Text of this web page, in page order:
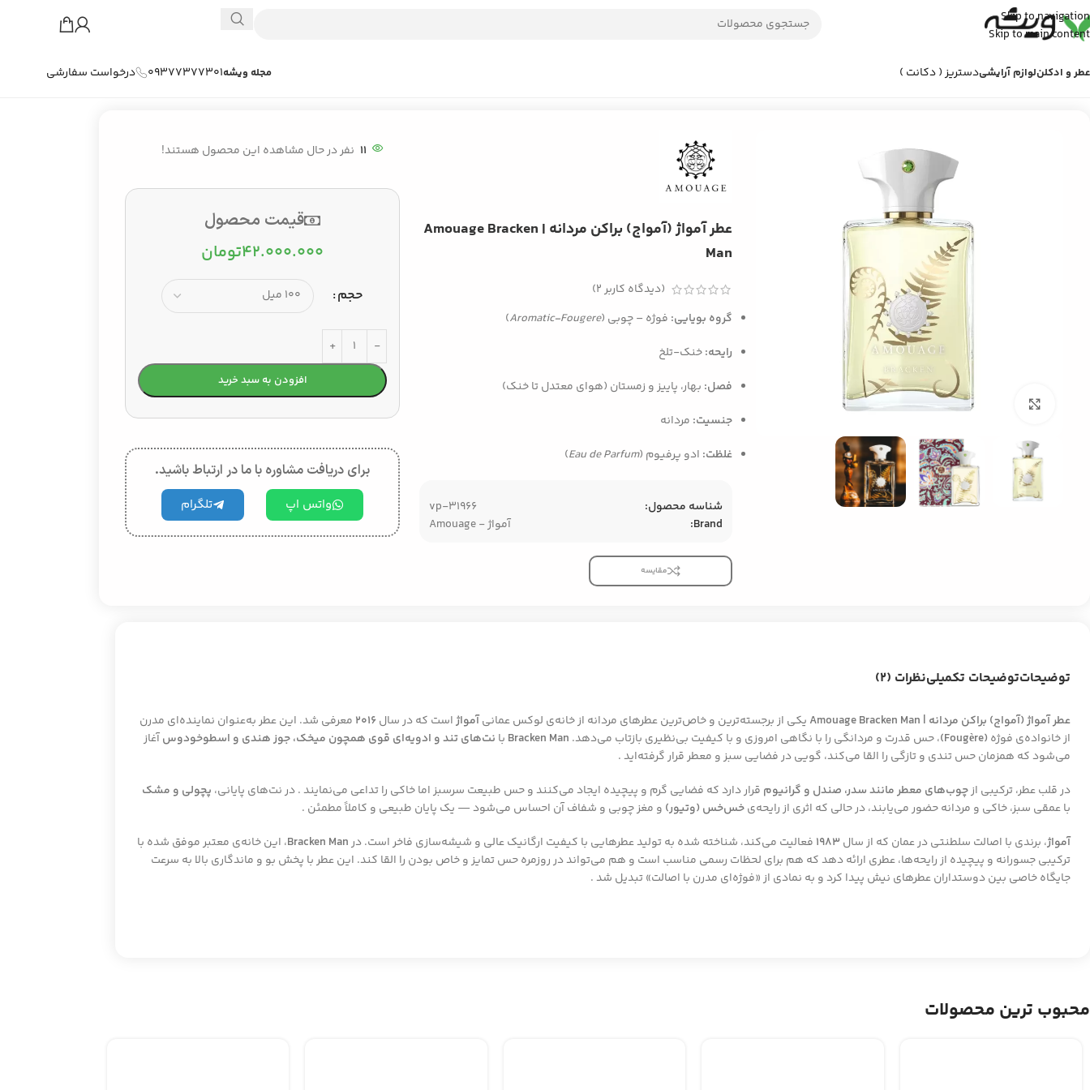
Skip to navigation
Skip to main content
عطر و ادکلنلوازم آرایشیدستریز ( دکانت ) مجله ویشه09377377301
درخواست سفارشی
بزرگنمایی تصویر
عطر آمواژ (آمواج) براکن مردانه | Amouage Bracken
Man
(دیدگاه کاربر2
)
گروه بویایی: فوژه‌ – چوبی (Aromatic-Fougere
)
رایحه:خنک‌-تلخ
فصل: بهار، پاییز و زمستان (هوای معتدل تا خنک)
جنسیت: مردانه
غلظت: ادو پرفیوم (Eau de Parfum
)
شناسه محصول:
vp-31966
Brand:
آمواژ - Amouage
مقایسه
11 نفر در حال مشاهده این محصول هستند!
قیمت محصول
۴۲.۰۰۰.۰۰۰تومان
حجم
افزودن به سبد خرید
برای دریافت مشاوره با ما در ارتباط باشید.
واتس اپ تلگرام
توضیحاتتوضیحات تکمیلینظرات (2)
عطر آمواژ (آمواج) براکن مردانه | Amouage Bracken Man یکی از برجسته‌ترین و خاص‌ترین عطرهای مردانه از خانه‌ی لوکس عمانیآمواژاست که در سال۲۰۱۶ معرفی شد. این عطر به‌عنوان نماینده‌ای مدرن
از خانواده‌ی فوژه (Fougère) ، حس قدرت و مردانگی را با نگاهی امروزی و با کیفیت بی‌نظیری بازتاب می‌دهد. Bracken Man با نت‌های تند و ادویه‌ای قوی همچون میخک، جوز هندی و اسطوخودوسآغاز
می‌شود که همزمان حس تندی و تازگی را القا می‌کند، گویی در فضایی سبز و معطر قرار گرفته‌اید .
در قلب عطر، ترکیبی ازچوب‌های معطر مانند سدر، صندل و گرانیوم قرار دارد که فضایی گرم و پیچیده ایجاد می‌کنند و حس طبیعت سرسبز اما خاکی را تداعی می‌نمایند.در نت‌های پایانی، پچولی و مشک
با عمقی سبز، خاکی و مردانه حضور می‌یابند، در حالی که اثری از رایحه‌یخس‌خس (وتیور) و مغز چوبی و شفاف آن احساس می‌شود — یک پایان طبیعی و کاملاً مطمئن .
آمواژ، برندی با اصالت سلطنتی در عمان که از سال فعالیت می‌کند، شناخته شده به تولید عطرهایی با کیفیت ارگانیک عالی و شیشه‌سازی فاخر است. درBracken Man، این خانه‌ی معتبر موفق شده با
ترکیبی جسورانه و پیچیده از رایحه‌ها، عطری ارائه دهد که هم برای لحظات رسمی مناسب است و هم می‌تواند در روزمره حس تمایز و خاص بودن را القا کند. این عطر با پخش بو و ماندگاری بالا به سرعت
جایگاه خاصی بین دوستداران عطرهای نیش پیدا کرد و به نمادی از «فوژه‌ای مدرن با اصالت» تبدیل شد .
محبوب ترین محصولات